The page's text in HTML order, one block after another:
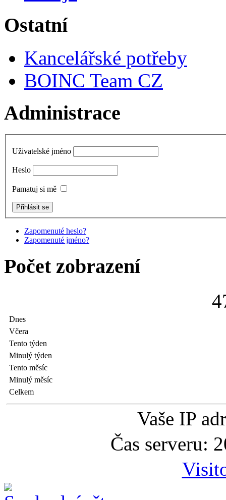
Ostatní
Kancelářské potřeby
BOINC Team CZ
Administrace
Uživatelské jméno
Heslo
Pamatuj si mě
Zapomenuté heslo?
Zapomenuté jméno?
Počet zobrazení
4
Dnes
Včera
Tento týden
Minulý týden
Tento měsíc
Minulý měsíc
Celkem
Vaše IP
Čas serveru: